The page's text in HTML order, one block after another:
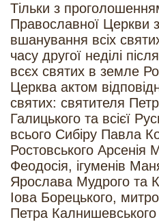
Тільки з
Православної Церкви
вшанування всіх
часу другої неділі
всєх святих в земле
Церква актом
святих: святителя
Галицького та всієї
всього Сибіру Павла
Ростовського Арсенія
Феодосія, ігуменів
Ярослава Мудрого та
Іова Борецького,
Петра Калнишевського